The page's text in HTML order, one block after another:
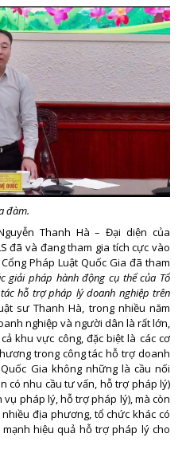
đàm.
Thanh Hà – Đại diện của
đã và đang tham gia tích cực vào
Pháp Luật Quốc Gia đã tham
giải pháp hành động cụ thể của Tổ
hỗ trợ pháp lý doanh nghiệp trên
sư Thanh Hà, trong nhiều năm
nghiệp và người dân là rất lớn,
khu vực công, đặc biệt là các cơ
trong công tác hỗ trợ doanh
Gia không những là cầu nối
có nhu cầu tư vấn, hỗ trợ pháp lý)
vụ pháp lý, hỗ trợ pháp lý), mà còn
địa phương, tổ chức khác có
hiệu quả hỗ trợ pháp lý cho